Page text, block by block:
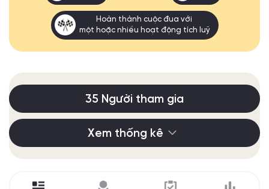
Hoàn thành cuộc đua với
một hoặc nhiều hoạt động tích luỹ
35 Người tham gia
Xem thống kê